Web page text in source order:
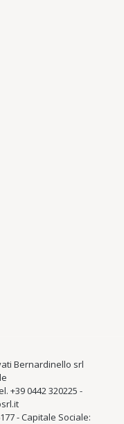
Bernardinello srl
+39 0442 320225 -
- Capitale Sociale: